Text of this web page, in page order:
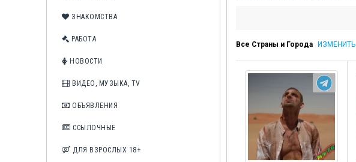
ЗНАКОМСТВА
РАБОТА
НОВОСТИ
ВИДЕО, МУЗЫКА, TV
ОБЪЯВЛЕНИЯ
ССЫЛОЧНЫЕ
ДЛЯ ВЗРОСЛЫХ 18+
Все Страны и Города ИЗМЕНИТЬ